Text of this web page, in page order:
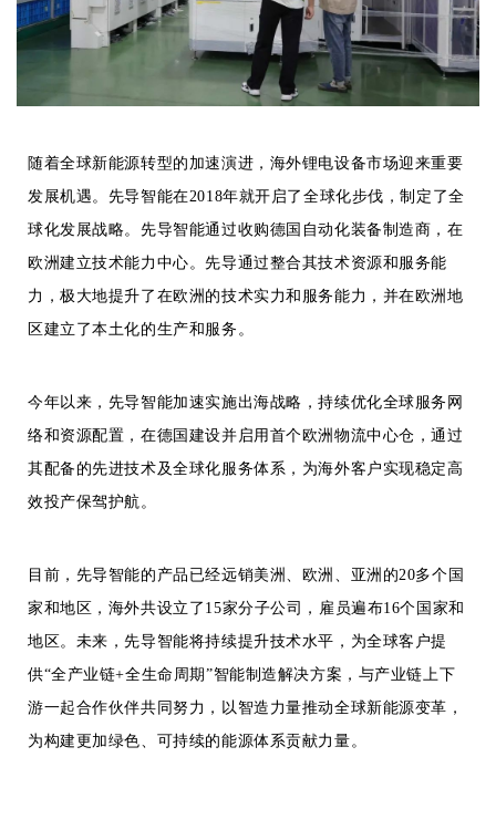
随着全球新能源转型的加速演进，海外锂电设备市场迎来重要
发展机遇。先导智能在2018年就开启了全球化步伐，制定了全
球化发展战略。先导智能通过收购德国自动化装备制造商，在
欧洲建立技术能力中心。先导通过整合其技术资源和服务能
力，极大地提升了在欧洲的技术实力和服务能力，并在欧洲地
区建立了本土化的生产和服务。
今年以来，先导智能加速实施出海战略，持续优化全球服务网
络和资源配置，在德国建设并启用首个欧洲物流中心仓，通过
其配备的先进技术及全球化服务体系，为海外客户实现稳定高
效投产保驾护航。
目前，先导智能的产品已经远销美洲、欧洲、亚洲的20多个国
家和地区，海外共设立了15家分子公司，雇员遍布16个国家和
地区。未来，先导智能将持续提升技术水平，为全球客户提
供“全产业链+全生命周期”智能制造解决方案，与产业链上下
游一起合作伙伴共同努力，以智造力量推动全球新能源变革，
为构建更加绿色、可持续的能源体系贡献力量。